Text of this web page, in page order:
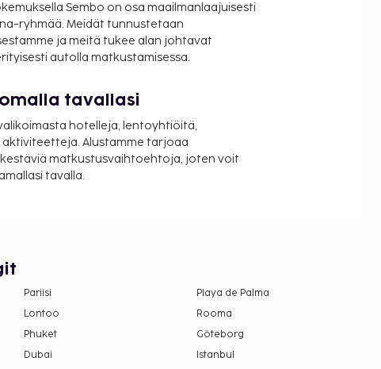
Sembo on osa maailmanlaajuisesti
ryhmää. Meidät tunnustetaan
ja meitä tukee alan johtavat
autolla matkustamisessa.
tavallasi
hotelleja, lentoyhtiöitä,
aktiviteetteja. Alustamme tarjoaa
matkustusvaihtoehtoja, joten voit
tavalla.
Pariisi
Playa de Palma
Lontoo
Rooma
Phuket
Göteborg
Dubai
Istanbul